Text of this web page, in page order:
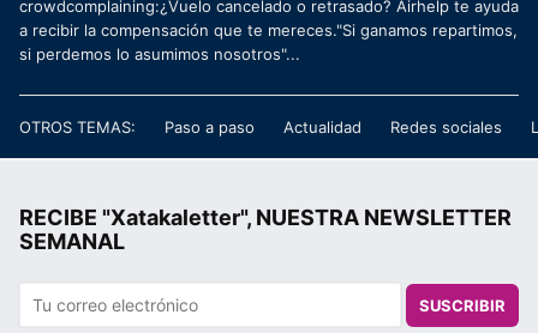
crowdcomplaining:¿Vuelo cancelado o retrasado? Airhelp te ayuda
a recibir la compensación que te mereces."Si ganamos repartimos,
si perdemos lo asumimos nosotros"...
OTROS TEMAS: Paso a paso Actualidad Redes sociales
RECIBE "Xatakaletter", NUESTRA NEWSLETTER
SEMANAL
SUSCRIBIR